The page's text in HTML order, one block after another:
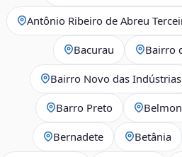
Antônio Ribeiro de Abreu
Bacurau Bairro
Bairro Novo das Indústrias
Barro Preto
Bernadete Betânia